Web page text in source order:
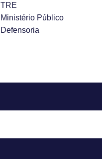
TRE
Ministério Público
Defensoria